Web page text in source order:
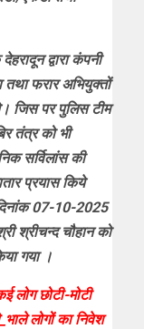
द्वारा कंपनी
फरार अभियुक्तों
जिस पर पुलिस टीम
तंत्र को भी
सर्विलांस की
प्रयास किये
07-10-2025
श्रीचन्द चौहान को
गया ।
छोटी-मोटी
लोगों का निवेश